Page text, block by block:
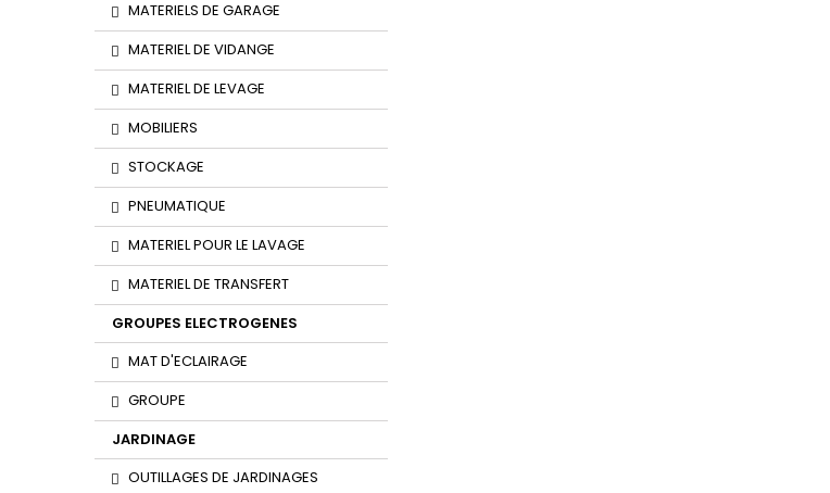
MATERIELS DE GARAGE
MATERIEL DE VIDANGE
MATERIEL DE LEVAGE
MOBILIERS
STOCKAGE
PNEUMATIQUE
MATERIEL POUR LE LAVAGE
MATERIEL DE TRANSFERT
GROUPES ELECTROGENES
MAT D'ECLAIRAGE
GROUPE
JARDINAGE
OUTILLAGES DE JARDINAGES